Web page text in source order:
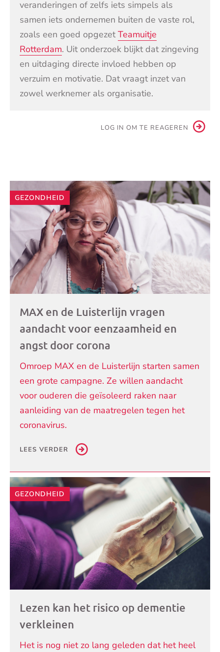
veranderingen of zelfs iets simpels als
samen iets ondernemen buiten de vaste rol,
zoals een goed opgezetTeamuitje
Rotterdam. Uit onderzoek blijkt dat zingeving
en uitdaging directe invloed hebben op
verzuim en motivatie. Dat vraagt inzet van
zowel werknemer als organisatie.
LOG IN OM TE REAGEREN
Andere
artikelen
GEZONDHEID
MAX en de Luisterlijn vragen
aandacht voor eenzaamheid en
angst door corona
Omroep MAX en de Luisterlijn starten samen
een grote campagne. Ze willen aandacht
voor ouderen die geïsoleerd raken naar
aanleiding van de maatregelen tegen het
coronavirus.
LEES VERDER
GEZONDHEID
Lezen kan het risico op dementie
verkleinen
Het is nog niet zo lang geleden dat het heel